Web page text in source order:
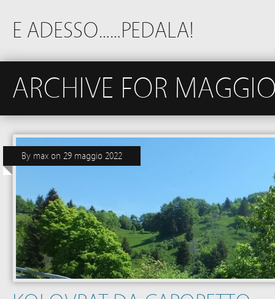
E ADESSO……PEDALA!
ARCHIVE FOR
By max on 29 maggio 2022